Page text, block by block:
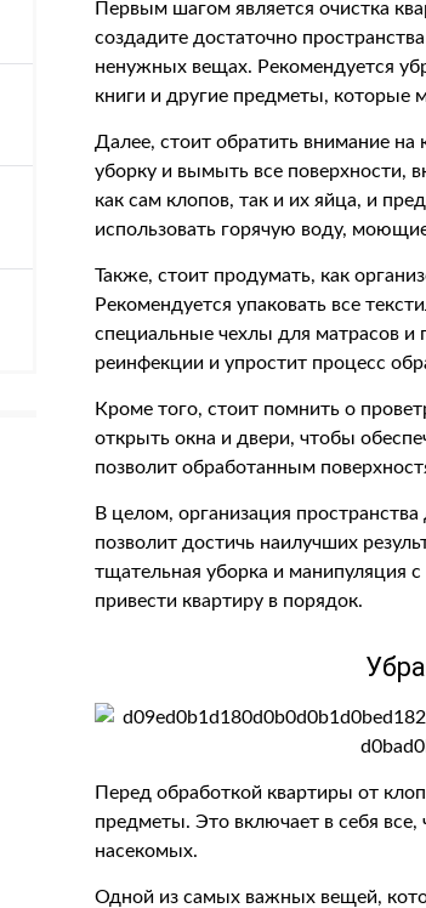
Первым шагом является очистка
создадите достаточно
ненужных вещах. Рекомендуется
книги и другие предметы, которые
Далее, стоит обратить внимание
уборку и вымыть все поверхности,
как сам клопов, так и их яйца, и
использовать горячую воду,
Также, стоит продумать, как
Рекомендуется упаковать все
специальные чехлы для матрасов
реинфекции и упростит процесс
Кроме того, стоит помнить о
открыть окна и двери, чтобы
позволит обработанным
В целом, организация
позволит достичь наилучших
тщательная уборка и манипуляция
привести квартиру в порядок.
Перед обработкой квартиры от
предметы. Это включает в себя
насекомых.
Одной из самых важных вещей,